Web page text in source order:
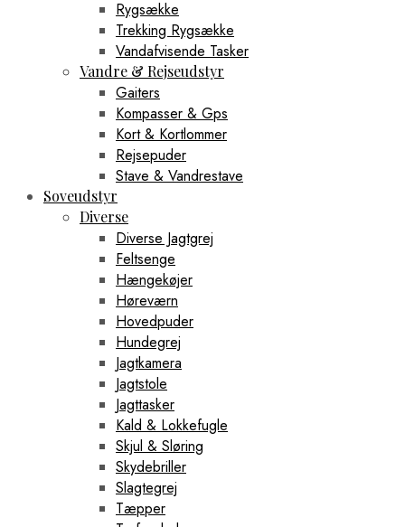
Rygsække
Trekking Rygsække
Vandafvisende Tasker
Vandre & Rejseudstyr
Gaiters
Kompasser & Gps
Kort & Kortlommer
Rejsepuder
Stave & Vandrestave
Soveudstyr
Diverse
Diverse Jagtgrej
Feltsenge
Hængekøjer
Høreværn
Hovedpuder
Hundegrej
Jagtkamera
Jagtstole
Jagttasker
Kald & Lokkefugle
Skjul & Sløring
Skydebriller
Slagtegrej
Tæpper